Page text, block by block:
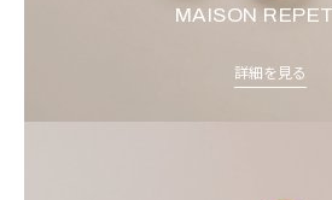
MAISON
詳細を見る